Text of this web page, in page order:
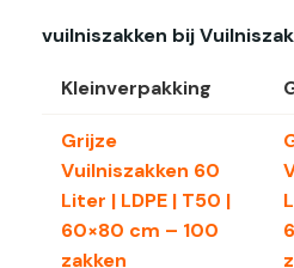
vuilniszakken bij
Kleinverpakking
Grijze
Vuilniszakken 60
Liter | LDPE | T50 |
60×80 cm – 100
zakken